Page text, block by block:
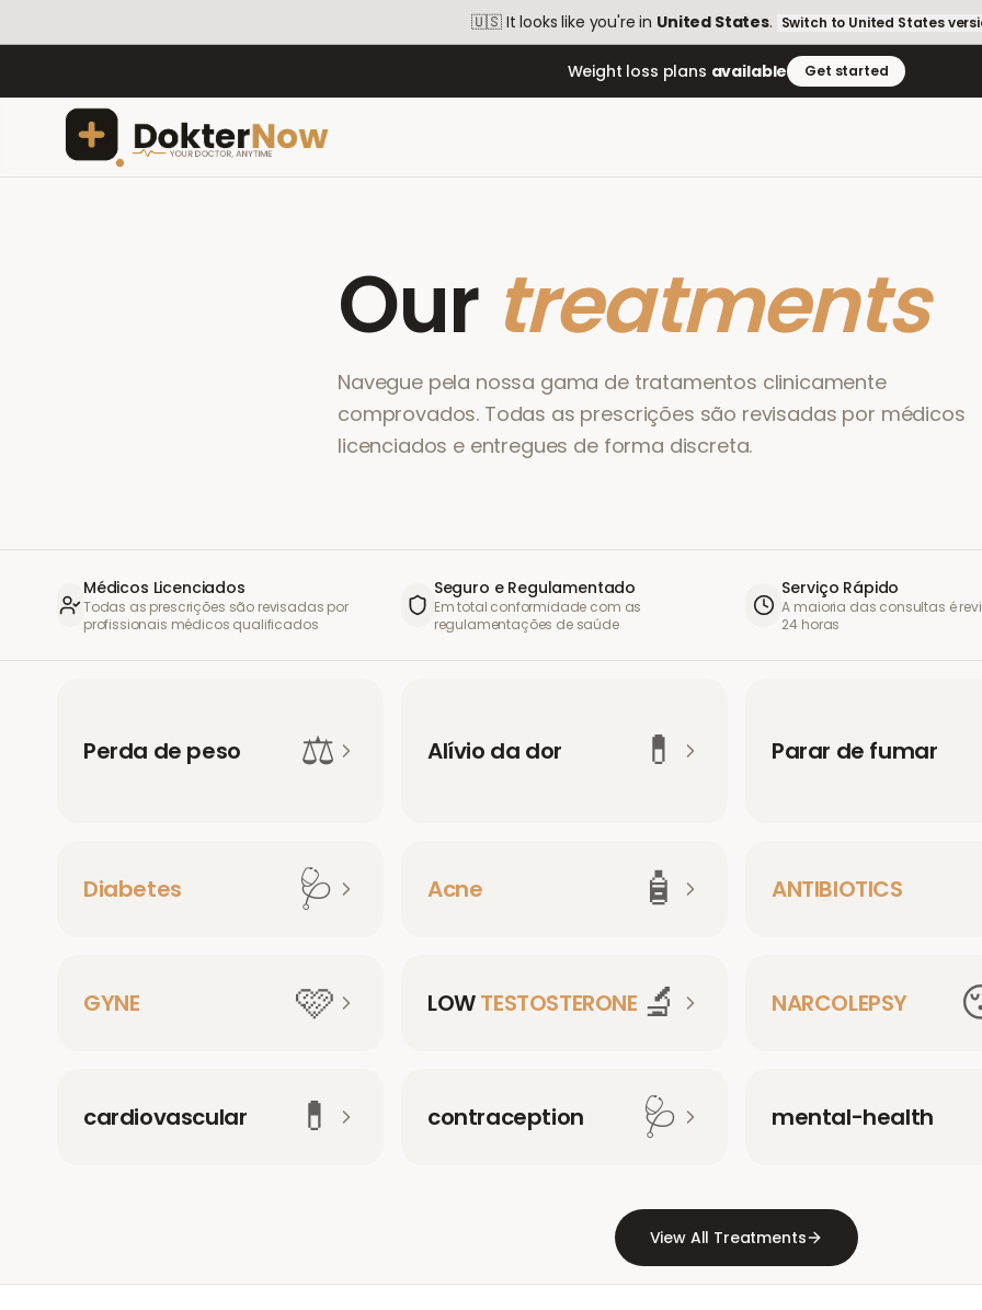
🇺🇸 It looks like you're in United States. Switch to United States
Weight loss plans available Get started
Our treatments
Navegue pela nossa gama de tratamentos clinicamente
comprovados. Todas as prescrições são revisadas por médicos
licenciados e entregues de forma discreta.
Médicos Licenciados
Todas as prescrições são revisadas por
profissionais médicos qualificados
Seguro e Regulamentado
Em total conformidade com as
regulamentações de saúde
Serviço Rápido
A maioria das consultas é
24 horas
Perda de peso ⚖️ Alívio da dor 💊 Parar de fumar
Diabetes 🩺 Acne 🧴 ANTIBIOTICS
GYNE 🩷 LOWTESTOSTERONE 🔬 NARCOLEPSY
cardiovascular 💊 contraception 🩺 mental-health
View All Treatments